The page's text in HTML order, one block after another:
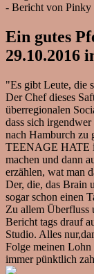
- Bericht von Pinky
Ein gutes
29.10.2016
"Es gibt Leute, die
Der Chef dieses
überregionalen
dass sich
nach Hamburch
TEENAGE HATE
machen und dann
erzählen, wat man
Der, die, das Brain
sogar schon einen
Zu allem Überfluss
Bericht tags drauf
Studio. Alles
Folge meinen
immer pünktlich